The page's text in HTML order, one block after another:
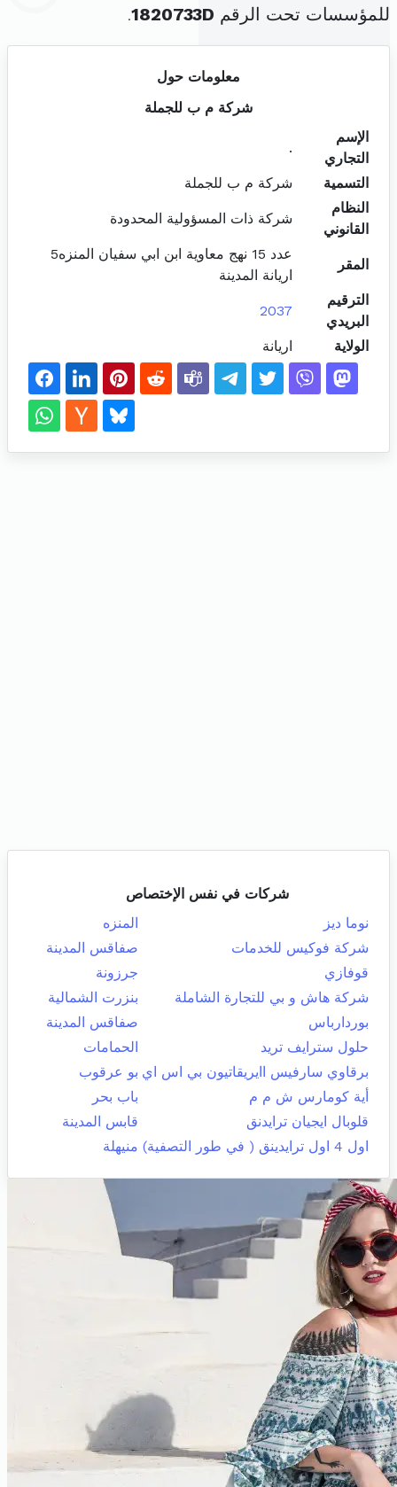
للمؤسسات تحت الرقم 1820733D
.
معلومات حول
شركة م ب للجملة
الإسم
التجاري
.
التسمية
شركة م ب للجملة
النظام
القانوني
شركة ذات المسؤولية المحدودة
المقر
عدد 15 نهج معاوية ابن ابي سفيان المنزه5
اريانة المدينة
الترقيم
البريدي
2037
الولاية اريانة
شركات في نفس الإختصاص
نوما ديز
المنزه
شركة فوكيس للخدمات
صفاقس المدينة
قوفازي
جرزونة
شركة هاش و بي للتجارة الشاملة
بنزرت الشمالية
بوردارباس
صفاقس المدينة
حلول سترايف تريد
الحمامات
برقاوي سارفيس اايريقاتيون بي اس اي بو عرقوب
أية كومارس ش م م
باب بحر
قلوبال ايجيان ترايدنق
قابس المدينة
اول 4 اول ترايدينق ( في طور التصفية)
منيهلة